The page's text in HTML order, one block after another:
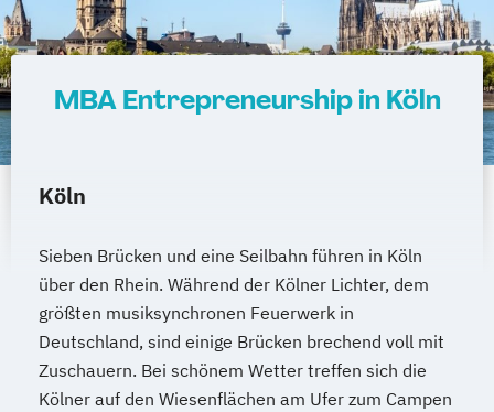
MBA Entrepreneurship in Köln
Köln
Sieben Brücken und eine Seilbahn führen in Köln
über den Rhein. Während der Kölner Lichter, dem
größten musiksynchronen Feuerwerk in
Deutschland, sind einige Brücken brechend voll mit
Zuschauern. Bei schönem Wetter treffen sich die
Kölner auf den Wiesenflächen am Ufer zum Campen